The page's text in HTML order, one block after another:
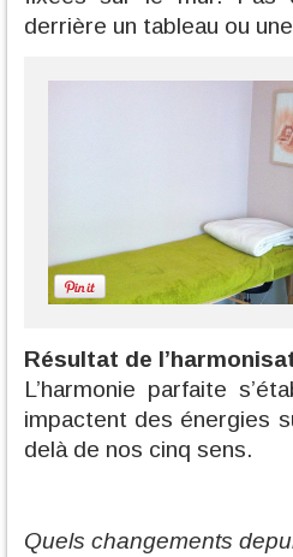
derrière un tableau ou
Résultat de
L’harmonie parfaite
impactent des énergies
delà de nos cinq sens.
Quels changements